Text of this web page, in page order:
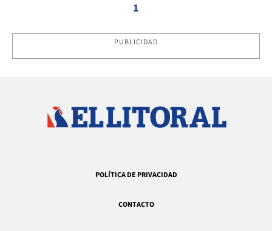
1
PUBLICIDAD
POLÍTICA DE PRIVACIDAD
CONTACTO